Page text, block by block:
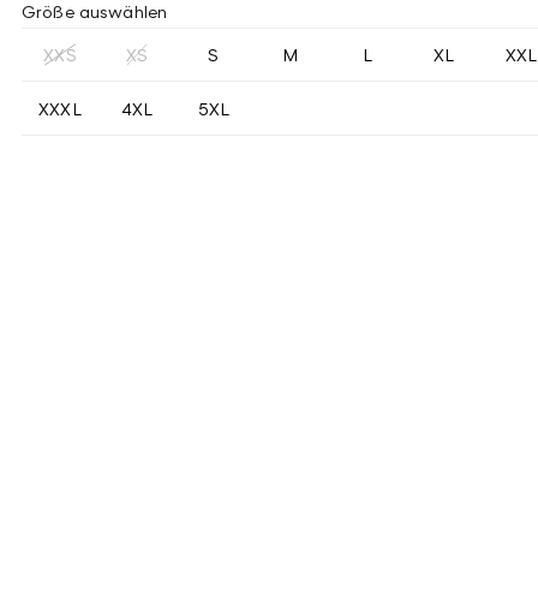
Größe auswählen
XXS XS S M L XL XXL
XXXL 4XL 5XL